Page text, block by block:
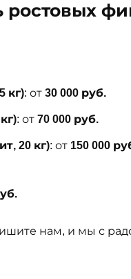
ростовых
кг): от 30 000 руб.
: от 70 000 руб.
20 кг): от 150 000
нам, и мы с